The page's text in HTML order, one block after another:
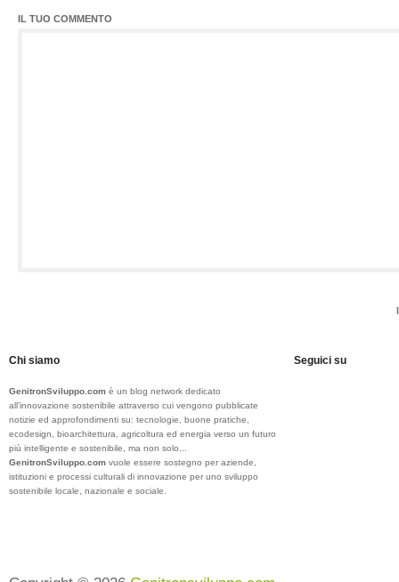
IL TUO COMMENTO
Chi siamo
GenitronSviluppo.com è un blog network dedicato
all’innovazione sostenibile attraverso cui vengono pubblicate
notizie ed approfondimenti su: tecnologie, buone pratiche,
ecodesign, bioarchitettura, agricoltura ed energia verso un futuro
più intelligente e sostenibile, ma non solo...
GenitronSviluppo.com vuole essere sostegno per aziende,
istituzioni e processi culturali di innovazione per uno sviluppo
sostenibile locale, nazionale e sociale.
Seguici su